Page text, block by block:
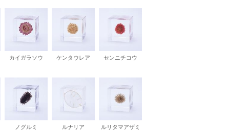
カイガラソウ ケンタウレア センニチコウ
ノグルミ ルナリア ルリタマアザミ